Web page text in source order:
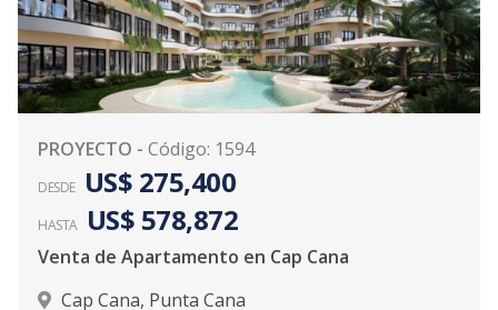
PROYECTO - Código: 1594
DESDE US$ 275,400
HASTA US$ 578,872
Venta de Apartamento en Cap Cana
Cap Cana, Punta Cana